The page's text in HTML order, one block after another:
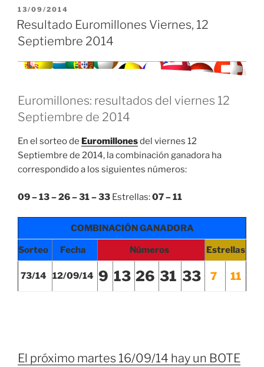
PUBLICADO
EL
13/09/2014
Resultado Euromillones Viernes, 12
Septiembre 2014
Euromillones: resultados del viernes 12
Septiembre de 2014
En el sorteo de Euromillonesdel viernes 12
Septiembre de 2014, la combinación ganadora ha
correspondido a los siguientes números:
09 – 13 – 26 – 31 – 33 Estrellas:07 – 11
COMBINACIÓN GANADORA
Sorteo Fecha Números Estrellas
73/14 12/09/14 9 13 26 31 33 7 11
El próximo martes 16/09/14 hay un BOTE